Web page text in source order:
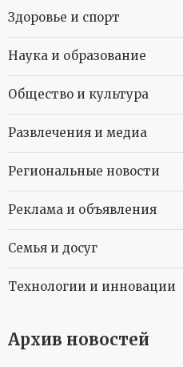
Здоровье и спорт
Наука и образование
Общество и культура
Развлечения и медиа
Региональные новости
Реклама и объявления
Семья и досуг
Технологии и инновации
Архив новостей